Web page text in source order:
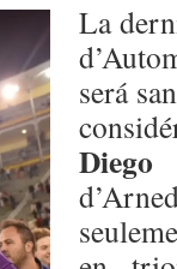
La
será
Diego